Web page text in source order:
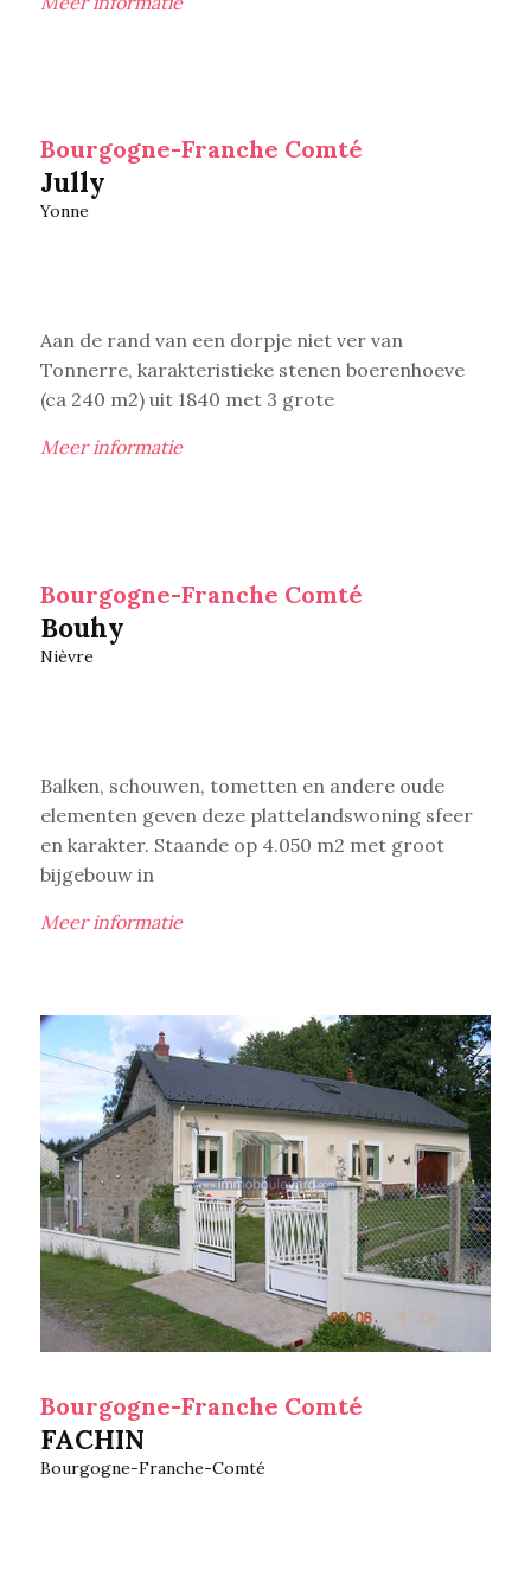
Bourgogne-Franche Comté
Jully
Yonne
Aan de rand van een dorpje niet ver van
Tonnerre, karakteristieke stenen boerenhoeve
(ca 240 m2) uit 1840 met 3 grote
Meer informatie
Bourgogne-Franche Comté
Bouhy
Nièvre
Balken, schouwen, tometten en andere oude
elementen geven deze plattelandswoning sfeer
en karakter. Staande op 4.050 m2 met groot
bijgebouw in
Meer informatie
Bourgogne-Franche Comté
FACHIN
Bourgogne-Franche-Comté